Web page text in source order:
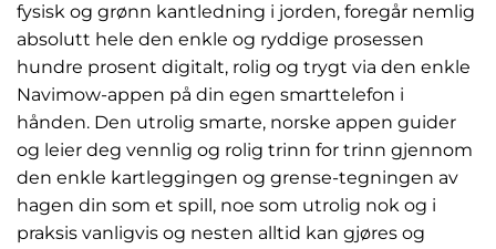
fysisk og grønn kantledning i jorden, foregår nemlig
absolutt hele den enkle og ryddige prosessen
hundre prosent digitalt, rolig og trygt via den enkle
Navimow-appen på din egen smarttelefon i
hånden. Den utrolig smarte, norske appen guider
og leier deg vennlig og rolig trinn for trinn gjennom
den enkle kartleggingen og grense-tegningen av
hagen din som et spill, noe som utrolig nok og i
praksis vanligvis og nesten alltid kan gjøres og